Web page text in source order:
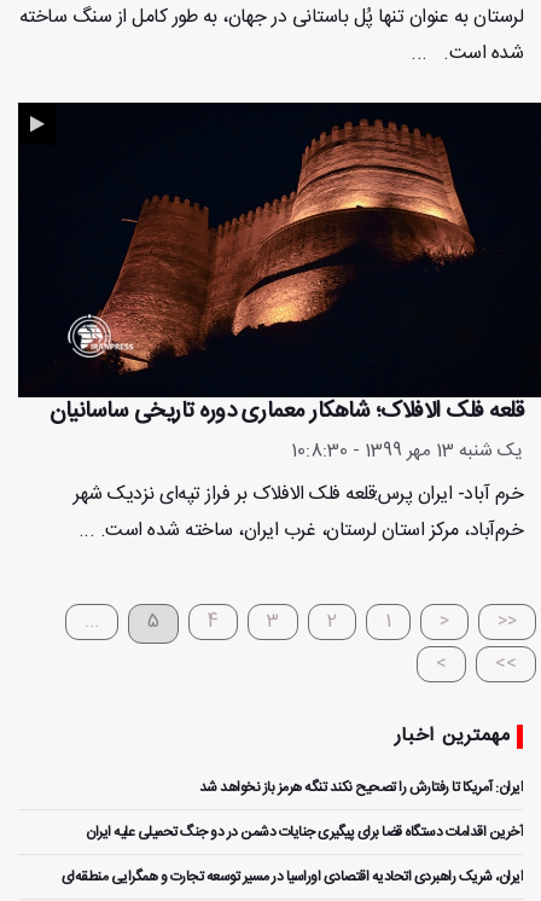
لرستان به عنوان تنها پُل باستانی در جهان، به طور کامل از سنگ ساخته
شده است. ...
قلعه فلک الافلاک؛ شاهکار معماری دوره تاریخی ساسانیان
یک شنبه 13 مهر 1399 - 10:8:30
خرم آباد- ایران پرس:قلعه فلک الافلاک بر فراز تپه‌ای نزدیک شهر
خرم‌آباد، مرکز استان لرستان، غرب ایران، ساخته شده است. ...
<<
<
1
2
3
4
5
...
>
>>
مهمترین اخبار
ایران: آمریکا تا رفتارش را تصحیح نکند تنگه هرمز باز نخواهد شد
آخرین اقدامات دستگاه قضا برای پیگیری جنایات دشمن در دو جنگ تحمیلی علیه ایران
ایران، شریک راهبردی اتحادیه اقتصادی اوراسیا در مسیر توسعه تجارت و همگرایی منطقه‌ای